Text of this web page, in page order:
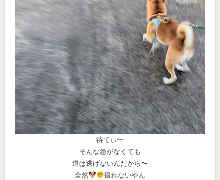
待てぃ〜
そんな急がなくても
道は逃げないんだから〜
全然
撮れないやん